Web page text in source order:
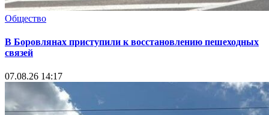
Общество
В Боровлянах приступили к восстановлению пешеходных
связей
07.08.26 14:17